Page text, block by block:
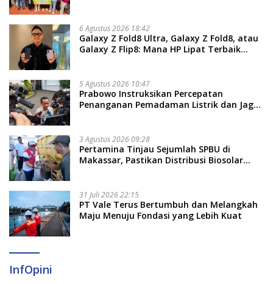
6 Agustus 2026 18:42
Galaxy Z Fold8 Ultra, Galaxy Z Fold8, atau
Galaxy Z Flip8: Mana HP Lipat Terbaik
5 Agustus 2026 10:47
Prabowo Instruksikan Percepatan
Penanganan Pemadaman Listrik dan Jaga
3 Agustus 2026 09:28
Pertamina Tinjau Sejumlah SPBU di
Makassar, Pastikan Distribusi Biosolar
31 Juli 2026 22:15
PT Vale Terus Bertumbuh dan Melangkah
Maju Menuju Fondasi yang Lebih Kuat
InfOpini